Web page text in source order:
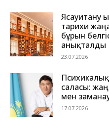
Ясауитану
тарихи
бұрын
анықталды
23.07.2026
саласы:
мен
17.07.2026